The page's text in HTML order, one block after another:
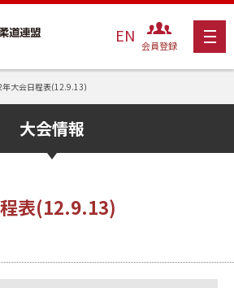
EN 会員登録
大会日程表(12.9.13)
大会情報
表(12.9.13)